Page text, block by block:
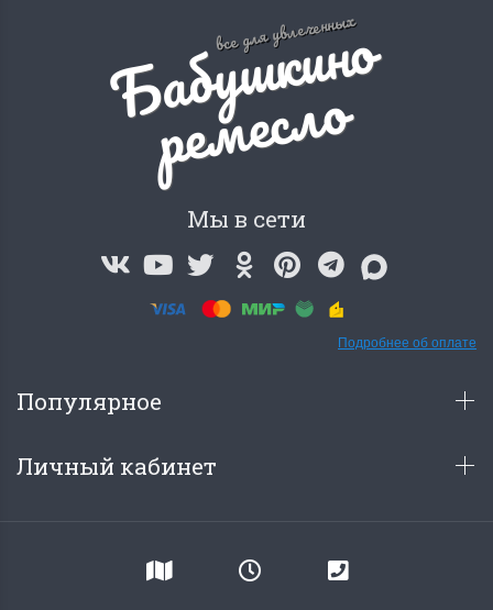
все для увлеченных
Б
а
б
у
ш
к
и
н
о
р
е
м
е
с
л
о
Мы в сети
Подробнее об оплате
Популярное
Личный кабинет